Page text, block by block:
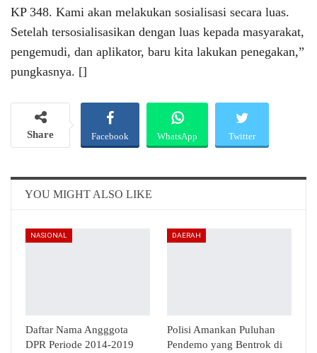
KP 348. Kami akan melakukan sosialisasi secara luas.
Setelah tersosialisasikan dengan luas kepada masyarakat,
pengemudi, dan aplikator, baru kita lakukan penegakan,”
pungkasnya. []
Share Facebook WhatsApp Twitter
YOU MIGHT ALSO LIKE
NASIONAL
Daftar Nama Angggota
DPR Periode 2014-2019
DAERAH
Polisi Amankan Puluhan
Pendemo yang Bentrok di